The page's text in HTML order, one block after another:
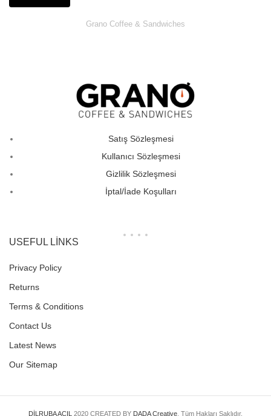
Grano Coffee & Sandwiches
Satış Sözleşmesi
Kullanıcı Sözleşmesi
Gizlilik Sözleşmesi
İptal/İade Koşulları
USEFUL LINKS
Privacy Policy
Returns
Terms & Conditions
Contact Us
Latest News
Our Sitemap
DİLRUBA AÇIL 2020 CREATED BY DADA Creative . Tüm Hakları Saklıdır.